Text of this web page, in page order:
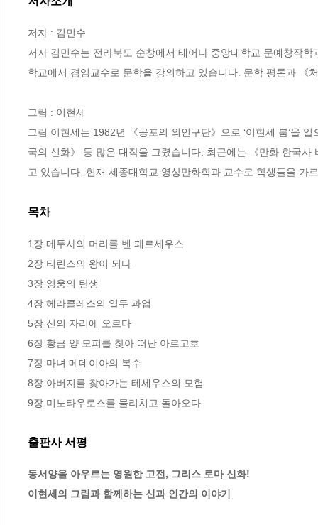
저자 : 김민수
저자 김민수는 전라북도 순창에서 태어나 중앙대학교 문예창작
학교에서 겸임교수로 문학을 강의하고 있습니다. 문학 평론과 《
그림 : 이현세
그림 이현세는 1982년 《공포의 외인구단》으로 ‘이현세 붐’을
국의 신화》 등 많은 대작을 그렸습니다. 최근에는 《만화 한국
고 있습니다. 현재 세종대학교 영상만화학과 교수로 학생들을 가
목차
1장 메두사의 머리를 벤 페르세우스
2장 티린스의 왕이 되다
3장 영웅의 탄생
4장 헤라클레스의 열두 과업
5장 신의 자리에 오르다
6장 황금 양 모피를 찾아 떠난 아르고호
7장 마녀 메데이아의 복수
8장 아버지를 찾아가는 테세우스의 모험
9장 미노타우로스를 물리치고 돌아오다
출판사 서평
동서양을 아우르는 영원한 고전, 그리스 로마 신화!
이현세의 그림과 함께하는 신과 인간의 이야기